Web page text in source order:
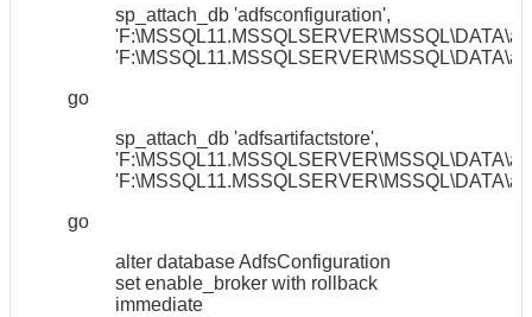
sp_attach_db 'adfsconfiguration',
go
sp_attach_db 'adfsartifactstore',
go
alter database AdfsConfiguration
set enable_broker with rollback
immediate